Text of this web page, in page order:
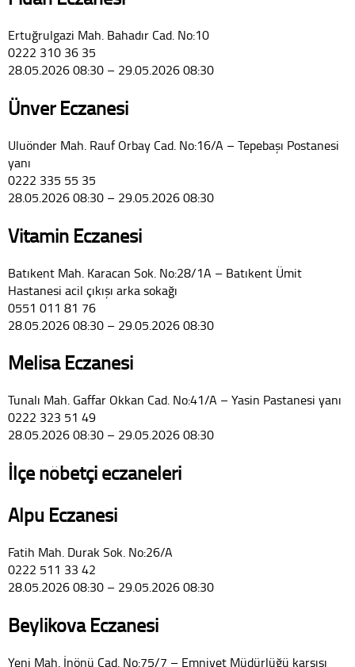
Ertuğrulgazi Mah. Bahadır Cad. No:10
0222 310 36 35
28.05.2026 08:30 – 29.05.2026 08:30
Ünver Eczanesi
Uluönder Mah. Rauf Orbay Cad. No:16/A – Tepebaşı Postanesi
yanı
0222 335 55 35
28.05.2026 08:30 – 29.05.2026 08:30
Vitamin Eczanesi
Batıkent Mah. Karacan Sok. No:28/1A – Batıkent Ümit
Hastanesi acil çıkışı arka sokağı
0551 011 81 76
28.05.2026 08:30 – 29.05.2026 08:30
Melisa Eczanesi
Tunalı Mah. Gaffar Okkan Cad. No:41/A – Yasin Pastanesi yanı
0222 323 51 49
28.05.2026 08:30 – 29.05.2026 08:30
İlçe nöbetçi eczaneleri
Alpu Eczanesi
Fatih Mah. Durak Sok. No:26/A
0222 511 33 42
28.05.2026 08:30 – 29.05.2026 08:30
Beylikova Eczanesi
Yeni Mah. İnönü Cad. No:75/7 – Emniyet Müdürlüğü karşısı